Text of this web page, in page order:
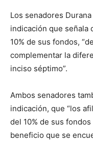
Los senadores
indicación que señala
10% de sus fondos,
complementar la
inciso séptimo”.
Ambos senadores
indicación, que “los
del 10% de sus
beneficio que se